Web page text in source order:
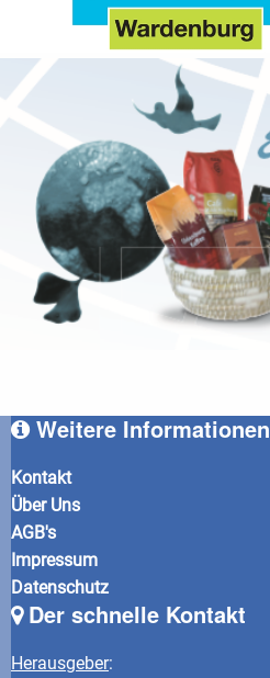
Weitere Informationen
Kontakt
Über Uns
AGB's
Impressum
Datenschutz
Der schnelle Kontakt
Herausgeber: